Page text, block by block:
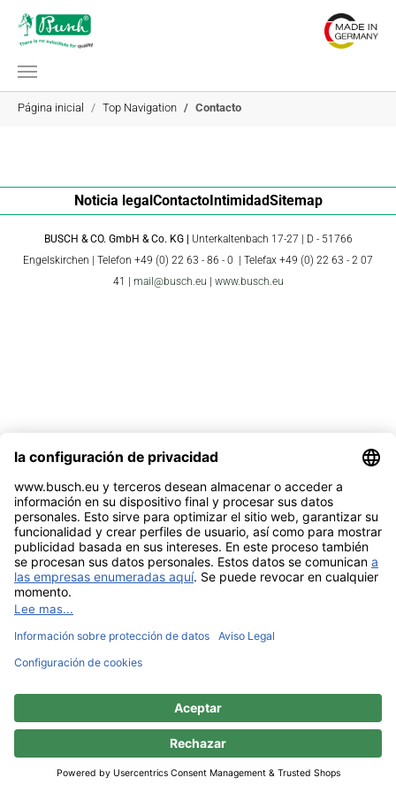
Saltar al contenido principal
Estás aquí:
Página inicial
Top Navigation Contacto
Noticia legalContactoIntimidadSitemap
BUSCH & CO. GmbH & Co. KG |
Unterkaltenbach 17-27 | D - 51766
Engelskirchen | Telefon +49 (0) 22 63 - 86 - 0 | Telefax +49 (0) 22 63 - 2 07
41 | mail@busch.eu www.busch.eu